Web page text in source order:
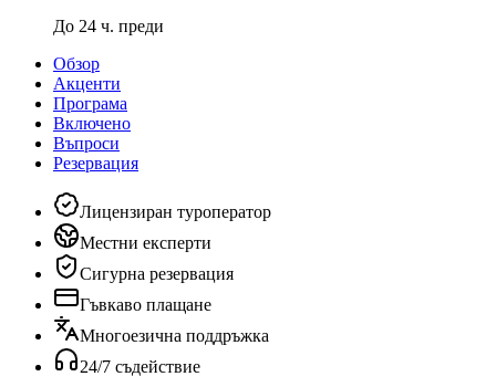
До 24 ч. преди
Обзор
Акценти
Програма
Включено
Въпроси
Резервация
Лицензиран туроператор
Местни експерти
Сигурна резервация
Гъвкаво плащане
Многоезична поддръжка
24/7 съдействие